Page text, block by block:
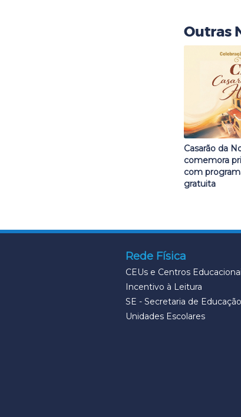
Outras
Casarão da
comemora
com
gratuita
Rede Física
CEUs e Centros
Incentivo à Leitura
SE - Secretaria de Educação
Unidades Escolares